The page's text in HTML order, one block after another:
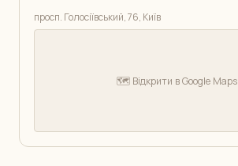
просп. Голосіївський, 76, Київ
🗺️ Відкрити в Google Maps